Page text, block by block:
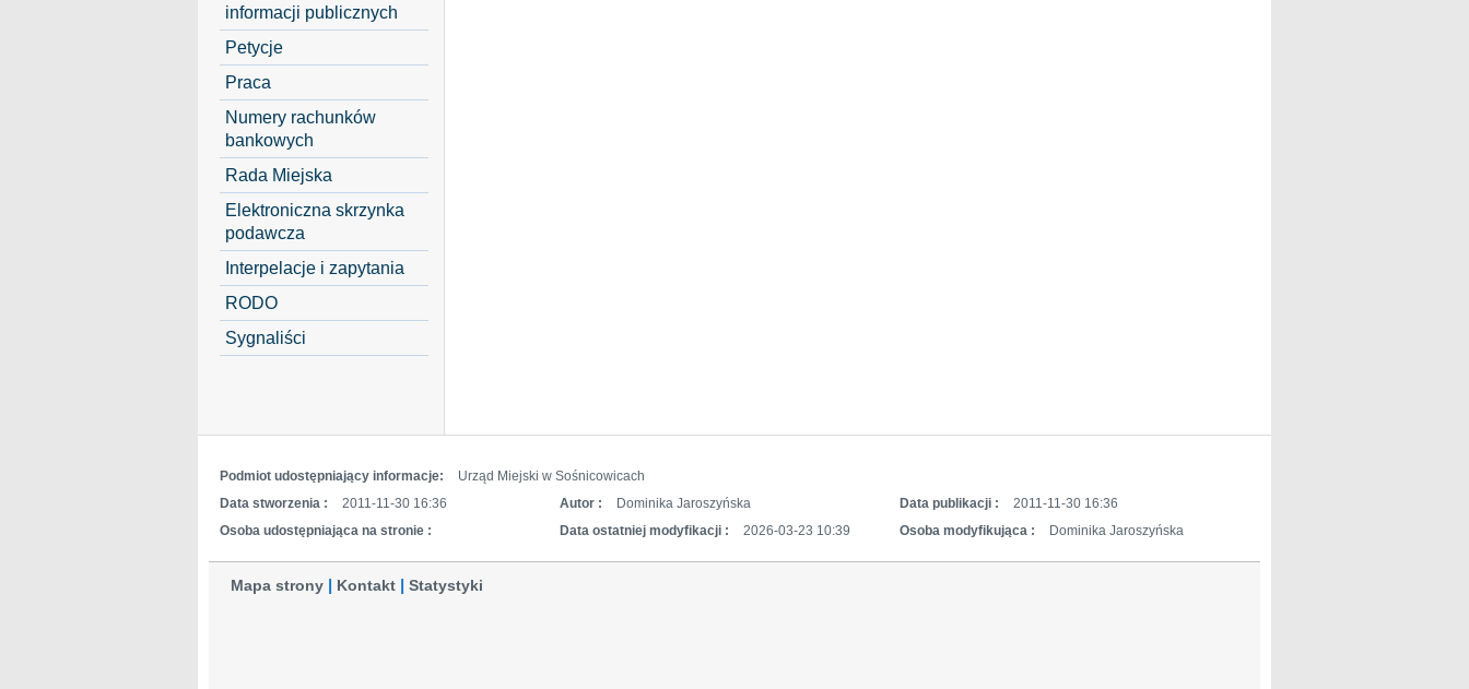
informacji publicznych
Petycje
Praca
Numery rachunków
bankowych
Rada Miejska
Elektroniczna skrzynka
podawcza
Interpelacje i zapytania
RODO
Sygnaliści
Podmiot udostępniający informacje:
Urząd Miejski w Sośnicowicach
Data stworzenia :
2011-11-30 16:36 Autor : Dominika Jaroszyńska Data publikacji :
2011-11-30 16:36
Osoba udostępniająca na stronie :
Data ostatniej modyfikacji : 2026-03-23 10:39 Osoba modyfikująca : Dominika Jaroszyńska
Mapa strony Kontakt Statystyki